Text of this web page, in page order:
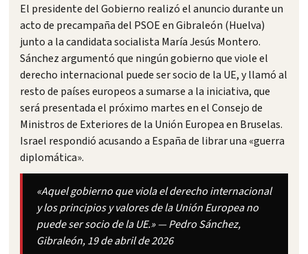
El presidente del Gobierno realizó el anuncio durante un
acto de precampaña del PSOE en Gibraleón (Huelva)
junto a la candidata socialista María Jesús Montero.
Sánchez argumentó que ningún gobierno que viole el
derecho internacional puede ser socio de la UE, y llamó al
resto de países europeos a sumarse a la iniciativa, que
será presentada el próximo martes en el Consejo de
Ministros de Exteriores de la Unión Europea en Bruselas.
Israel respondió acusando a España de librar una «guerra
diplomática».
«Aquel gobierno que viola el derecho internacional
y los principios y valores de la Unión Europea no
puede ser socio de la UE.» — Pedro Sánchez,
Gibraleón, 19 de abril de 2026